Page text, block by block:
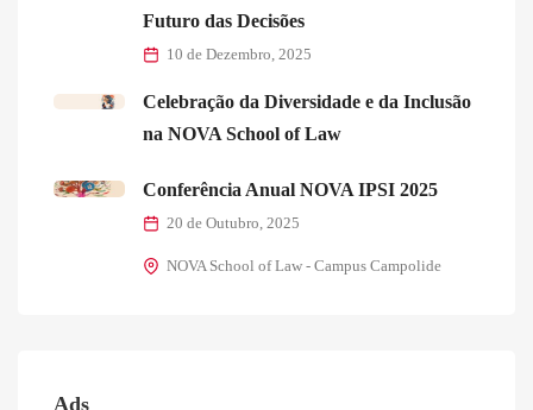
Futuro das Decisões
10 de Dezembro, 2025
Celebração da Diversidade e da Inclusão
na NOVA School of Law
Conferência Anual NOVA IPSI 2025
20 de Outubro, 2025
NOVA School of Law - Campus Campolide
Ads